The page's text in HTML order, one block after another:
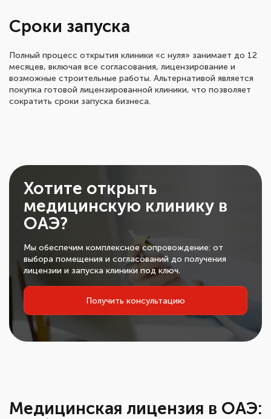
Сроки запуска
Полный процесс открытия клиники «с нуля» занимает до 12
месяцев, включая все согласования, лицензирование и
возможные строительные работы. Альтернативой является
покупка готовой лицензированной клиники, что позволяет
сократить сроки запуска бизнеса.
Хотите открыть
медицинскую клинику в
ОАЭ?
Мы обеспечим комплексное сопровождение: от
выбора помещения и согласований до получения
лицензии и запуска клиники под ключ.
Получить консультацию
Медицинская лицензия в ОАЭ: